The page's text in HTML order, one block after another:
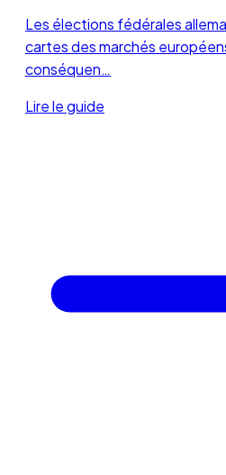
Les élections fédérales
cartes des marchés
conséquen…
Lire le guide